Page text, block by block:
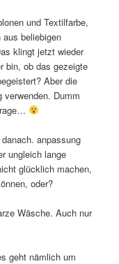
und Textilfarbe,
beliebigen
klingt jetzt wieder
bin, ob das gezeigte
Aber die
verwenden. Dumm
anpassung
ungleich lange
glücklich machen,
oder?
Wäsche. Auch nur
geht nämlich um